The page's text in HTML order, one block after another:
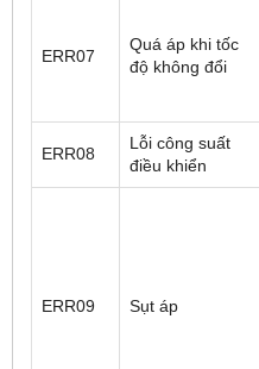
ERR07
Quá áp khi tốc
độ không đổi
ERR08
Lỗi công suất
điều khiển
ERR09 Sụt áp